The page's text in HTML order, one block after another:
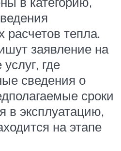
расчетов тепла.
заявление на
где
сведения о
сроки
в эксплуатацию,
на этапе